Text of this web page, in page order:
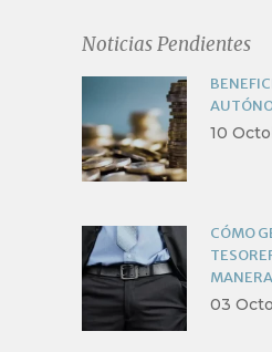
Noticias Pendientes
10
CÓMO
03